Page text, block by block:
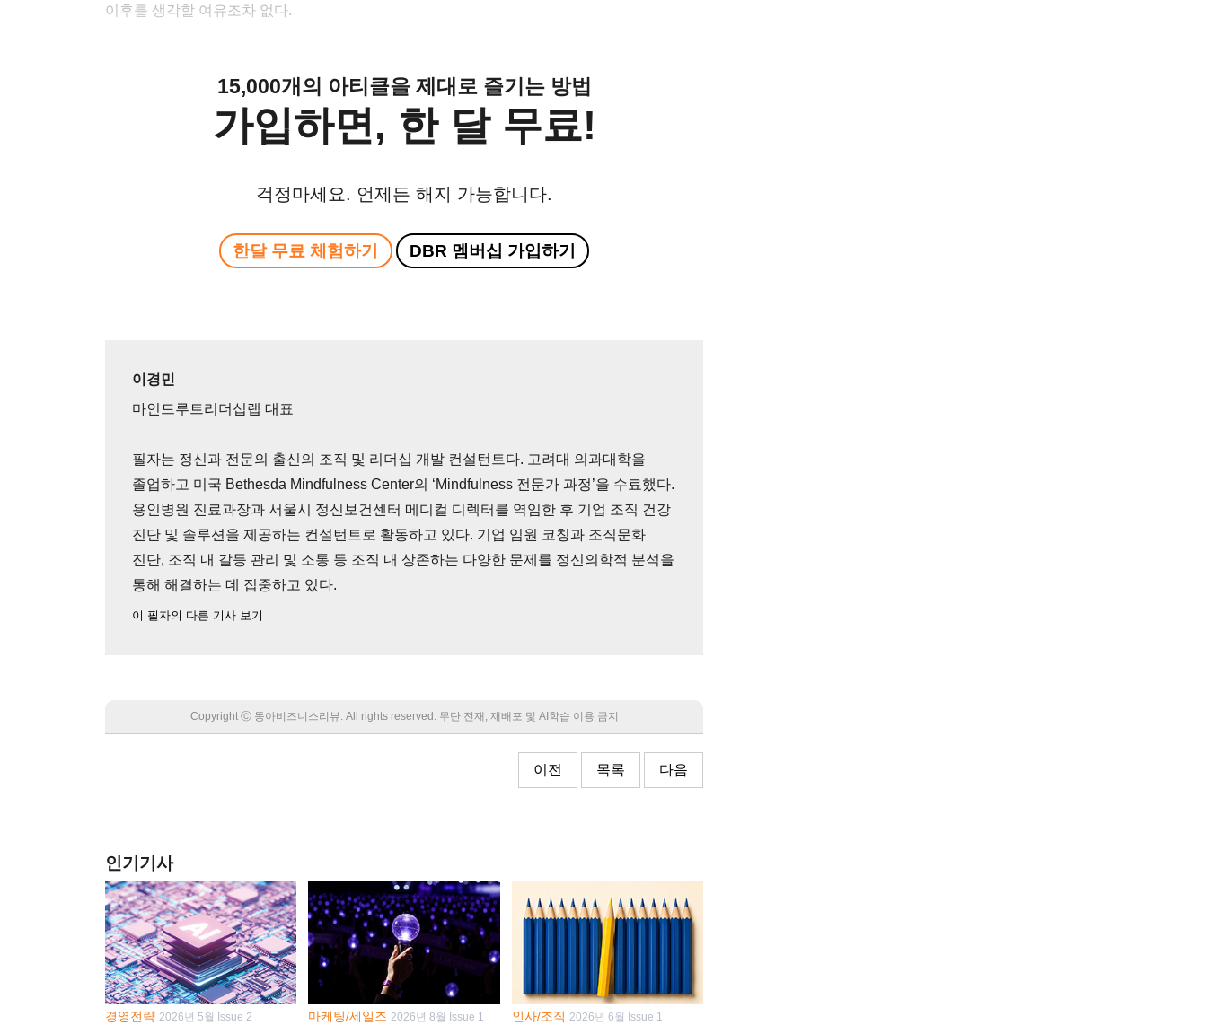
이후를 생각할 여유조차 없다.
15,000개의 아티클을 제대로 즐기는 방법
가입하면, 한 달 무료!
걱정마세요. 언제든 해지 가능합니다.
한달 무료 체험하기 DBR 멤버십 가입하기
이경민
마인드루트리더십랩 대표
필자는 정신과 전문의 출신의 조직 및 리더십 개발 컨설턴트다. 고려대 의과대학을
졸업하고 미국 Bethesda Mindfulness Center의 ‘Mindfulness 전문가 과정’을 수료했다.
용인병원 진료과장과 서울시 정신보건센터 메디컬 디렉터를 역임한 후 기업 조직 건강
진단 및 솔루션을 제공하는 컨설턴트로 활동하고 있다. 기업 임원 코칭과 조직문화
진단, 조직 내 갈등 관리 및 소통 등 조직 내 상존하는 다양한 문제를 정신의학적 분석을
통해 해결하는 데 집중하고 있다.
이 필자의 다른 기사 보기
Copyright Ⓒ 동아비즈니스리뷰. All rights reserved. 무단 전재, 재배포 및 AI학습 이용 금지
이전 목록 다음
인기기사
경영전략 2026년 5월 Issue 2 마케팅/세일즈 2026년 8월 Issue 1 인사/조직 2026년 6월 Issue 1